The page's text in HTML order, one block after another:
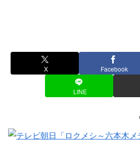
X Facebook
LINE